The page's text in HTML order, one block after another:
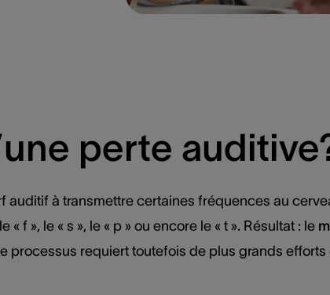
perte
à transmettre certaines fréquences au
f », le « s », le « p » ou encore le « t ». Résultat : le
processus requiert toutefois de plus grands